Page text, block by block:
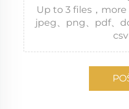
Up to 3 files，more
jpeg、png、pdf、